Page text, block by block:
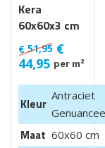
Kera
60x60x3 cm
Luik
€ 51,95 €
44,95 per m²
Kleur
Antraciet
Maat 60x60 cm